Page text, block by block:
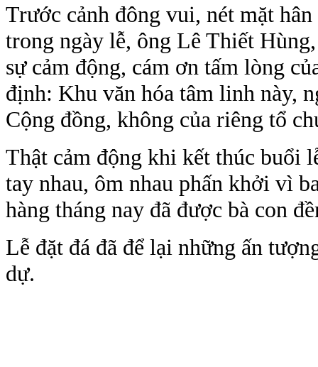
Trước cảnh đông vui, nét mặt
trong ngày lễ, ông Lê Thiết
sự cảm động, cám ơn tấm lòng
định: Khu văn hóa tâm linh này,
Cộng đồng, không của riêng tổ
Thật cảm động khi kết thúc buổi
tay nhau, ôm nhau phấn khởi vì
hàng tháng nay đã được bà con
Lễ đặt đá đã để lại những ấn
dự.